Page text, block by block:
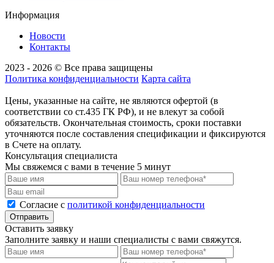
Информация
Новости
Контакты
2023 - 2026 © Все права защищены
Политика конфиденциальности Карта сайта
Цены, указанные на сайте, не являются офертой (в
соответствии со ст.435 ГК РФ), и не влекут за собой
обязательств. Окончательная стоимость, сроки поставки
уточняются после составления спецификации и фиксируются
в Счете на оплату.
Консультация специалиста
Мы свяжемся с вами в течение 5 минут
Cогласие с политикой конфиденциальности
Отправить
Оставить заявку
Заполните заявку и наши специалисты с вами свяжутся.